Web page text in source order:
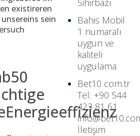
existireren
sein
Sihirbazı
Bahis Mobil
1 numaralı
uygun ve
kaliteli
uygulama
Bet10 com.tr
Tel: +90 544
423 81 61
İletişim